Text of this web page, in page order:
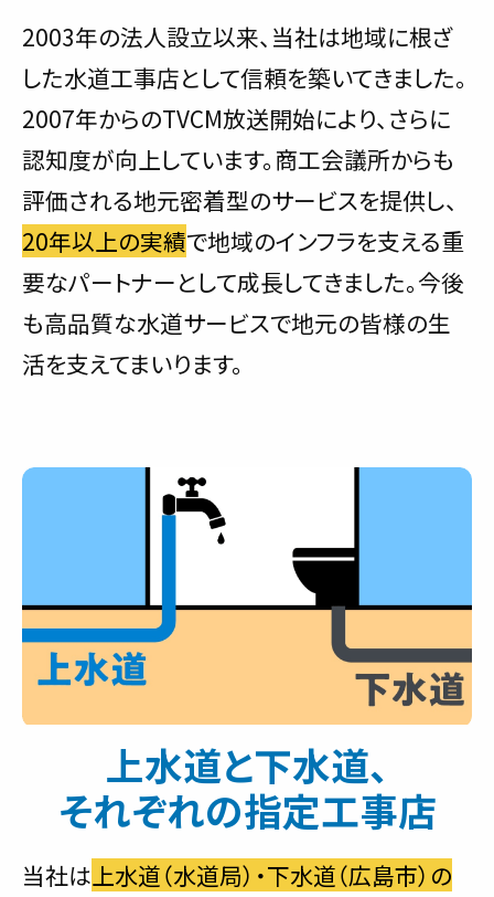
2003年の法人設立以来、当社は地域に根ざ
した水道工事店として信頼を築いてきました。
2007年からのTVCM放送開始により、さらに
認知度が向上しています。商工会議所からも
評価される地元密着型のサービスを提供し、
20年以上の実績で地域のインフラを支える重
要なパートナーとして成長してきました。今後
も高品質な水道サービスで地元の皆様の生
活を支えてまいります。
上水道と下水道、
それぞれの指定工事店
当社は 上水道（水道局）・下水道（広島市）の